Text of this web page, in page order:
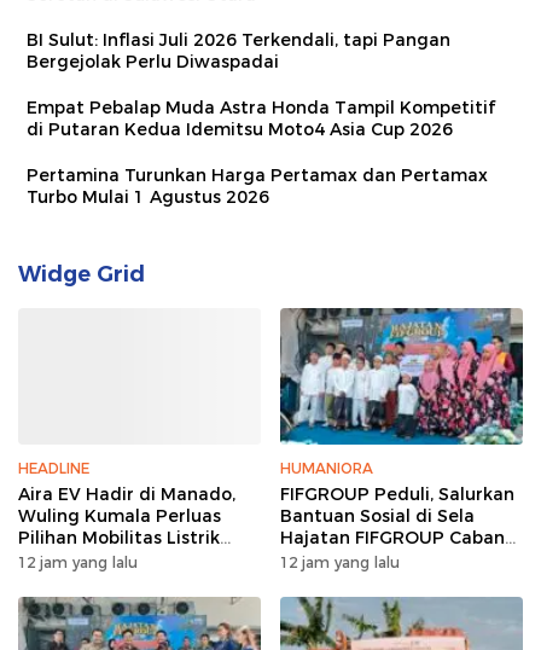
BI Sulut: Inflasi Juli 2026 Terkendali, tapi Pangan
Bergejolak Perlu Diwaspadai
Empat Pebalap Muda Astra Honda Tampil Kompetitif
di Putaran Kedua Idemitsu Moto4 Asia Cup 2026
Pertamina Turunkan Harga Pertamax dan Pertamax
Turbo Mulai 1 Agustus 2026
Widge Grid
HEADLINE
Aira EV Hadir di Manado,
Wuling Kumala Perluas
Pilihan Mobilitas Listrik
untuk Masyarakat Sulawesi
12 jam yang lalu
HUMANIORA
FIFGROUP Peduli, Salurkan
Bantuan Sosial di Sela
Hajatan FIFGROUP Cabang
Bitung
12 jam yang lalu